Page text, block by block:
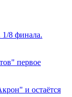
1/8 финала.
первое
и остаётся